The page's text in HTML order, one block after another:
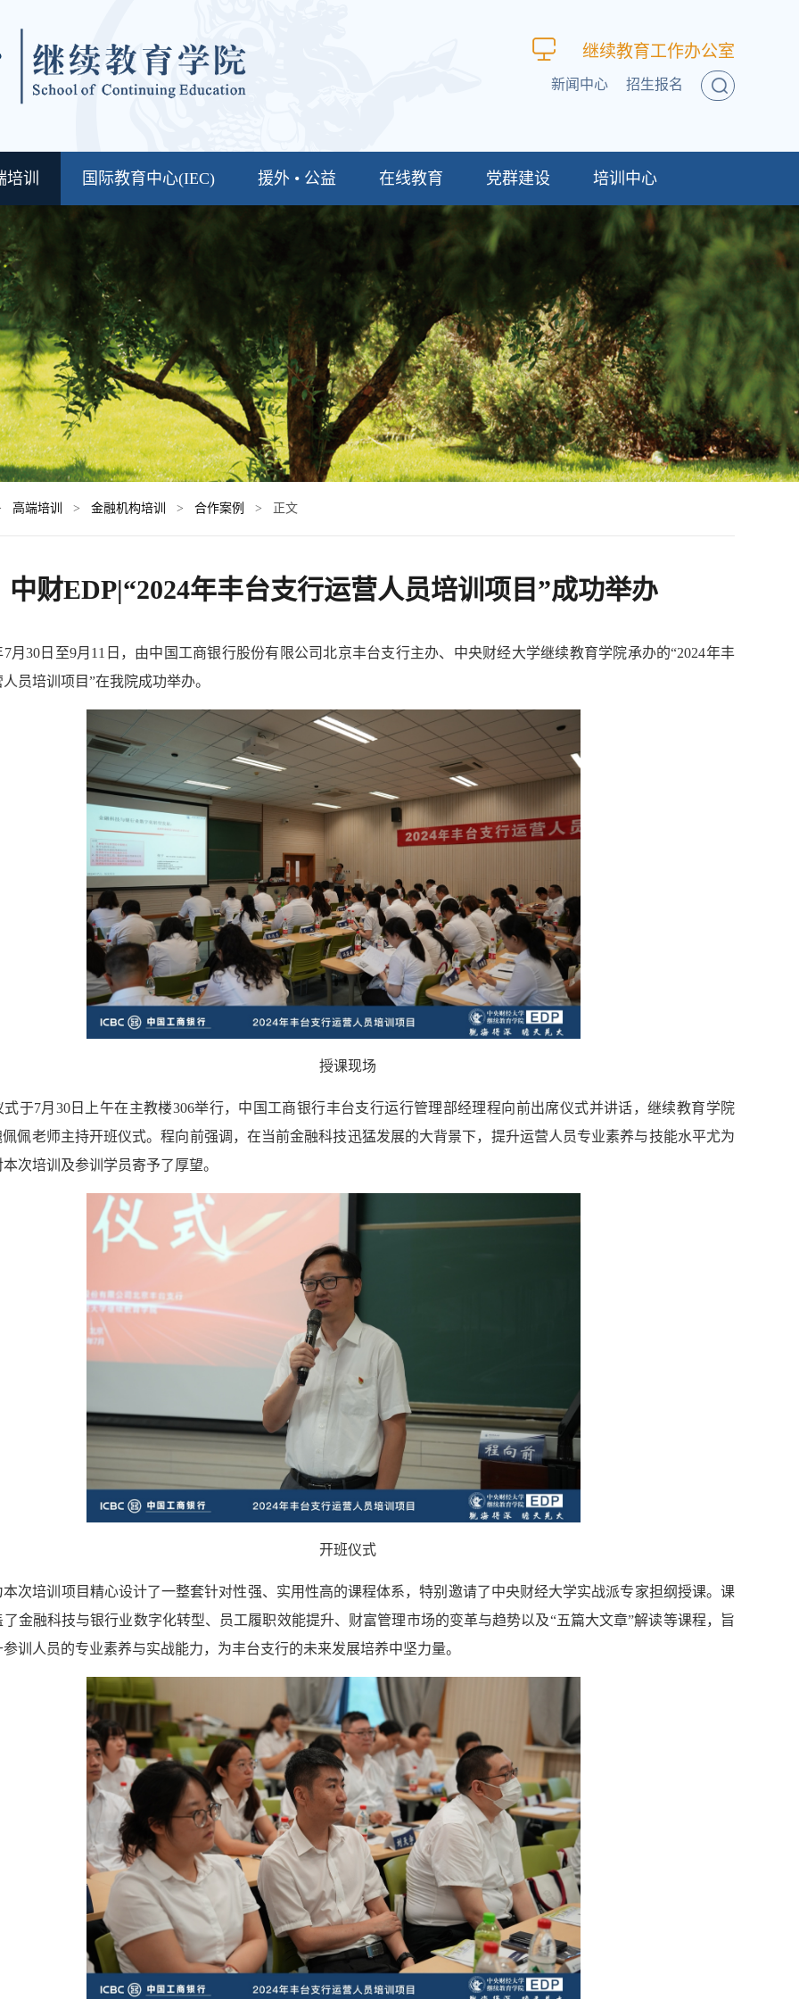
继续教育工作办公室
新闻中心 招生报名
培训 国际教育中心(IEC) 援外 • 公益 在线教育 党群建设 培训中心
高端培训 > 金融机构培训 > 合作案例 > 正文
中财EDP|“2024年丰台支行运营人员培训项目”成功举办
7月30日至9月11日，由中国工商银行股份有限公司北京丰台支行主办、中央财经大学继续教育学院承办的“2024年丰
员培训项目”在我院成功举办。
授课现场
式于7月30日上午在主教楼306举行，中国工商银行丰台支行运行管理部经理程向前出席仪式并讲话，继续教育学院
佩佩老师主持开班仪式。程向前强调，在当前金融科技迅猛发展的大背景下，提升运营人员专业素养与技能水平尤为
次培训及参训学员寄予了厚望。
开班仪式
本次培训项目精心设计了一整套针对性强、实用性高的课程体系，特别邀请了中央财经大学实战派专家担纲授课。课
金融科技与银行业数字化转型、员工履职效能提升、财富管理市场的变革与趋势以及“五篇大文章”解读等课程，旨
训人员的专业素养与实战能力，为丰台支行的未来发展培养中坚力量。